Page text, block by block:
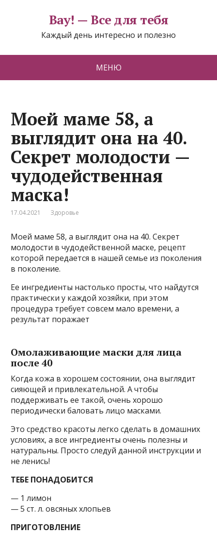
Вау! — Все для тебя
Каждый день интересно и полезно
МЕНЮ
Моей маме 58, а
выглядит она на 40.
Секрет молодости —
чудодейственная
маска!
17.04.2021 Здоровье
Моей маме 58, а выглядит она на 40. Секрет
молодости в чудодейственной маске, рецепт
которой передается в нашей семье из поколения
в поколение.
Ее ингредиенты настолько просты, что найдутся
практически у каждой хозяйки, при этом
процедура требует совсем мало времени, а
результат поражает
Омолаживающие маски для лица
после 40
Когда кожа в хорошем состоянии, она выглядит
сияющей и привлекательной. А чтобы
поддерживать ее такой, очень хорошо
периодически баловать лицо масками.
Это средство красоты легко сделать в домашних
условиях, а все ингредиенты очень полезны и
натуральны. Просто следуй данной инструкции и
не ленись!
ТЕБЕ ПОНАДОБИТСЯ
— 1 лимон
— 5 ст. л. овсяных хлопьев
ПРИГОТОВЛЕНИЕ